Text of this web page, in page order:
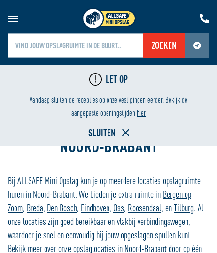
ZOEKEN
Jouw locatiediensten zijn uitgeschakeld.
Schakel jouw locatiediensten in om deze functie te gebruiken.
LET OP
Vandaag sluiten de recepties op onze vestigingen eerder. Bekijk de
aangepaste openingstijden hier
SLUITEN
LAAGSTE PRIJS
Home
NOORD-BRABANT
Bij ALLSAFE Mini Opslag kun je op meerdere locaties opslagruimte
huren in Noord-Brabant. We bieden je extra ruimte in Bergen op
Zoom, Breda, Den Bosch, Eindhoven, Oss, Roosendaal, enTilburg. Al
onze locaties zijn goed bereikbaar en vlakbij verbindingswegen,
waardoor je snel en eenvoudig bij jouw opgeslagen spullen kunt.
Bekijk meer over onze opslaglocaties in Noord-Brabant door op één